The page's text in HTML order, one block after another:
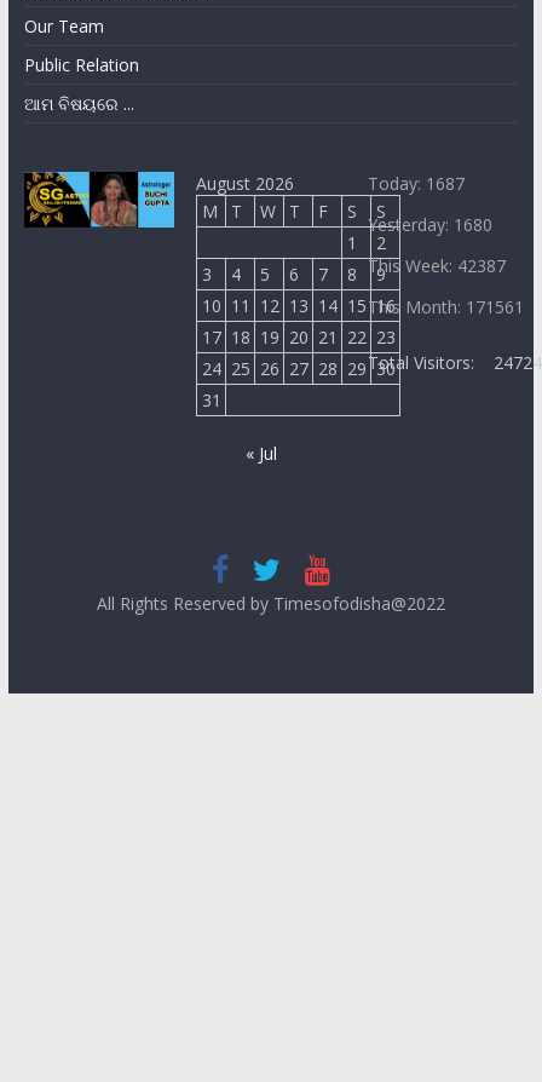
Our Team
Public Relation
ଆମ ବିଷୟରେ ...
August 2026
M
T W T F S
S
1
2
3
4 5 6 7 8
9
10 11 12 13 14 15 16
17 18 19 20 21 22 23
24 25 26 27 28 29 30
31
« Jul
Today: 1687
Yesterday: 1680
This Week: 42387
This Month: 171561
Total Visitors:
All Rights Reserved by Timesofodisha@2022